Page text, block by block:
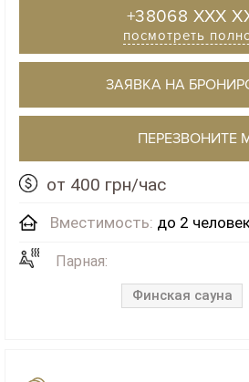
+38068 XXX
посмотреть
ЗАЯВКА НА
ПЕРЕЗВОНИТЕ
от 400 грн/час
Вместимость: до 2
Парная:
Финская сауна